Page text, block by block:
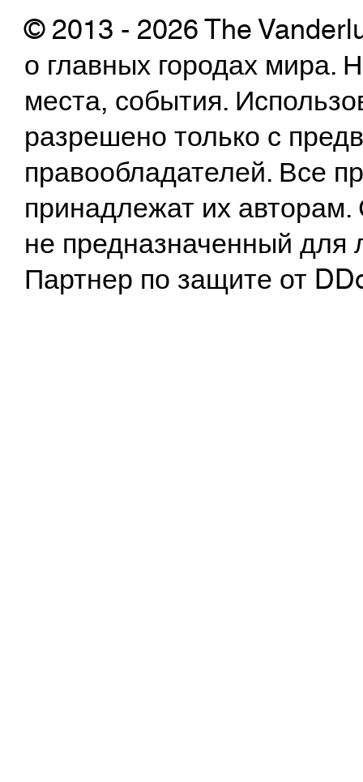
© 2013 - 2026 The
о главных городах
места, события.
разрешено только с
правообладателей. Все
принадлежат их
не предназначенный
Партнер по защите от